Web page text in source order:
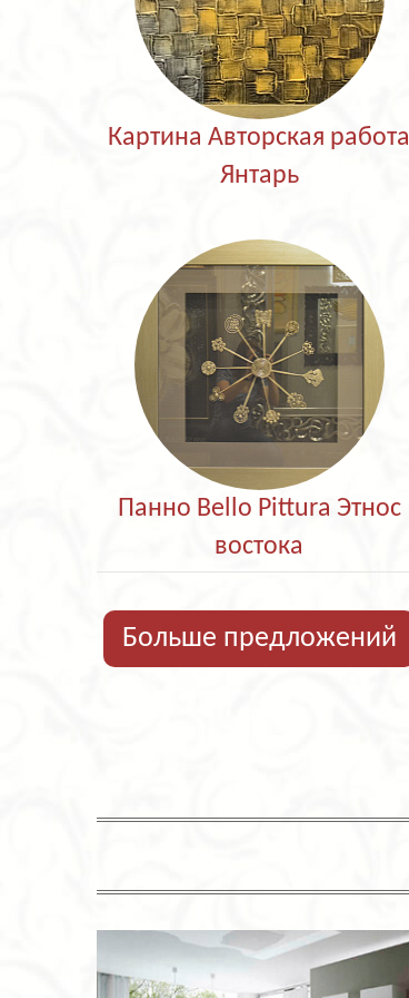
Картина Авторская работа
Янтарь
Панно Bello Pittura Этнос
востока
Больше предложений